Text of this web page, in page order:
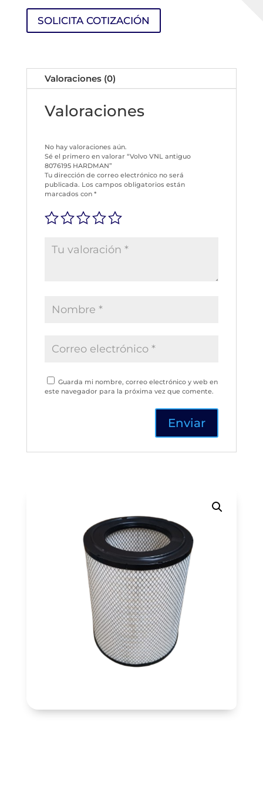
SOLICITA COTIZACIÓN
Valoraciones (0)
Valoraciones
No hay valoraciones aún.
Sé el primero en valorar “Volvo VNL antiguo
8076195 HARDMAN”
Tu dirección de correo electrónico no será
publicada. Los campos obligatorios están
marcados con *
Guarda mi nombre, correo electrónico y web en
este navegador para la próxima vez que comente.